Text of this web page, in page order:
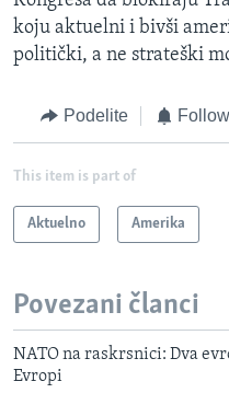
koju aktuelni i bivši
politički, a ne strateški
Podelite
This item is part of
Aktuelno Amerika
Povezani članci
NATO na raskrsnici: Dva
Evropi